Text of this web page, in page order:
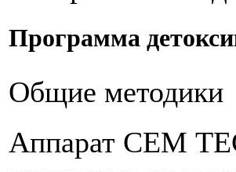
Программа
Общие методики
Аппарат СЕМ